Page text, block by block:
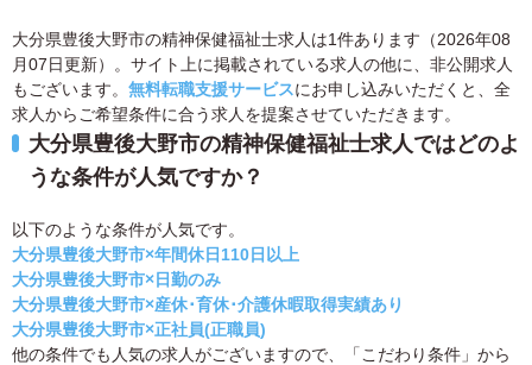
大分県豊後大野市の精神保健福祉士求人は1件あります（2026年08
月07日更新）。サイト上に掲載されている求人の他に、非公開求人
もございます。 無料転職支援サービスにお申し込みいただくと、全
求人からご希望条件に合う求人を提案させていただきます。
大分県豊後大野市の精神保健福祉士求人ではどのよ
うな条件が人気ですか？
以下のような条件が人気です。
大分県豊後大野市×年間休日110日以上
大分県豊後大野市×日勤のみ
大分県豊後大野市×産休･育休･介護休暇取得実績あり
大分県豊後大野市×正社員(正職員)
他の条件でも人気の求人がございますので、「こだわり条件」から